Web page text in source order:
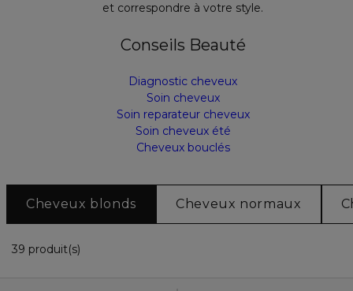
et correspondre à votre style.
Conseils Beauté
Diagnostic cheveux
Soin cheveux
Soin reparateur cheveux
Soin cheveux été
Cheveux bouclés
Cheveux blonds Cheveux normaux
39 produit(s)